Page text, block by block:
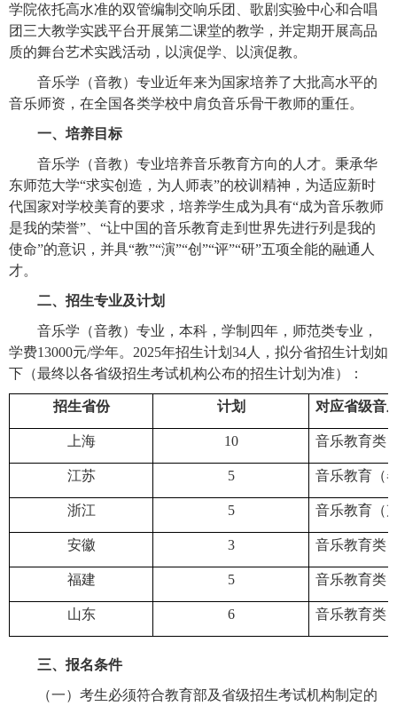
学院依托高水准的双管编制交响乐团、歌剧实验中心和合唱
团三大教学实践平台开展第二课堂的教学，并定期开展高品
质的舞台艺术实践活动，以演促学、以演促教。
音乐学（音教）专业近年来为国家培养了大批高水平的
音乐师资，在全国各类学校中肩负音乐骨干教师的重任。
一、培养目标
音乐学（音教）专业培养音乐教育方向的人才。秉承华
东师范大学“求实创造，为人师表”的校训精神，为适应新时
代国家对学校美育的要求，培养学生成为具有“成为音乐教师
是我的荣誉”、“让中国的音乐教育走到世界先进行列是我的
使命”的意识，并具“教”“演”“创”“评”“研”五项全能的融通人
才。
二、招生专业及计划
音乐学（音教）专业，本科，学制四年，师范类专业，
学费13000元/学年。2025年招生计划34人，拟分省招生计划如
下（最终以各省级招生考试机构公布的招生计划为准）：
招生省份 计划 对应省级音
上海 10 音乐教育类
江苏 5 音乐教育（
浙江 5 音乐教育（
安徽 3 音乐教育类
福建 5 音乐教育类
山东 6 音乐教育类
三、报名条件
（一）考生必须符合教育部及省级招生考试机构制定的